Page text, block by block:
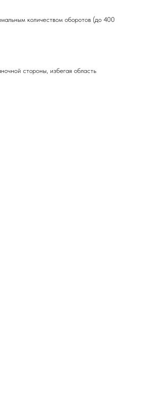
количеством оборотов (до 400
стороны, избегая область